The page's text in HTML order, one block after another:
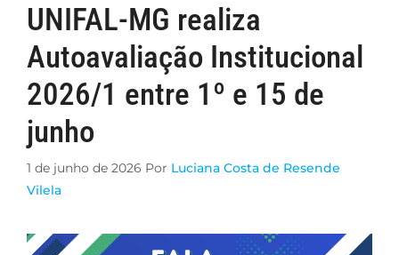
UNIFAL-MG realiza
Autoavaliação Institucional
2026/1 entre 1º e 15 de
junho
1 de junho de 2026 Por Luciana Costa de Resende
Vilela